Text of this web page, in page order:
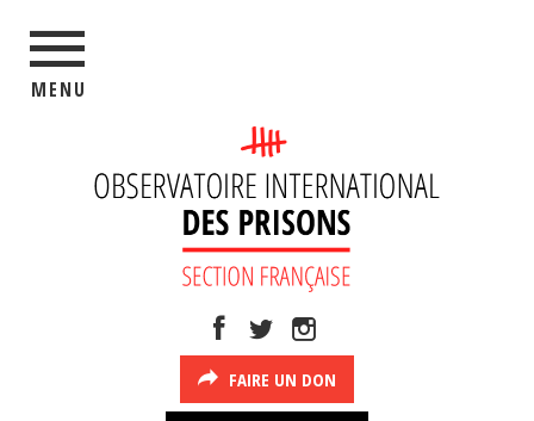
MENU
FAIRE UN DON